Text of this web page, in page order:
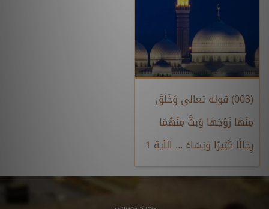
(003) قوله تعالى وَخَلَقَ
مِنْهَا زَوْجَهَا وَبَثَّ مِنْهُمَا
رِجَالًا كَثِيرًا وَنِسَاءً ... الآية 1